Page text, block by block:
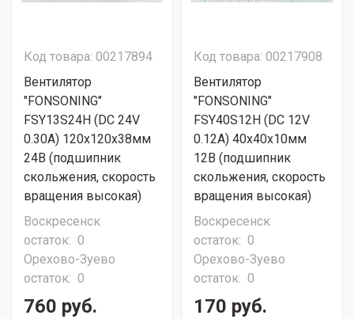
Код товара: 00217894
Вентилятор
"FONSONING"
FSY13S24H (DC 24V
0.30A) 120х120х38мм
24В (подшипник
скольжения, скорость
вращения высокая)
Воскресенск
остаток: 0
Орехово-Зуево
остаток: 0
760 руб.
Код товара: 00217908
Вентилятор
"FONSONING"
FSY40S12H (DC 12V
0.12A) 40х40х10мм
12В (подшипник
скольжения, скорость
вращения высокая)
Воскресенск
остаток: 0
Орехово-Зуево
остаток: 0
170 руб.